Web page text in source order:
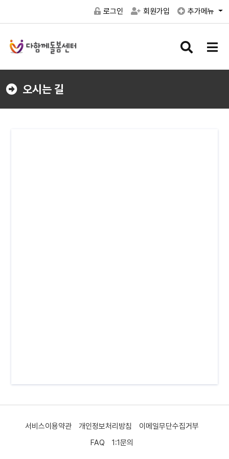
로그인 회원가입 추가메뉴
검
버
메
버
오시는 길
서비스이용약관 개인정보처리방침
이메일무단수집거부
FAQ
1:1문의